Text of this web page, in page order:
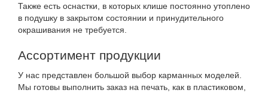
Также есть оснастки, в которых клише постоянно утоплено
в подушку в закрытом состоянии и принудительного
окрашивания не требуется.
Ассортимент продукции
У нас представлен большой выбор карманных моделей.
Мы готовы выполнить заказ на печать, как в пластиковом,